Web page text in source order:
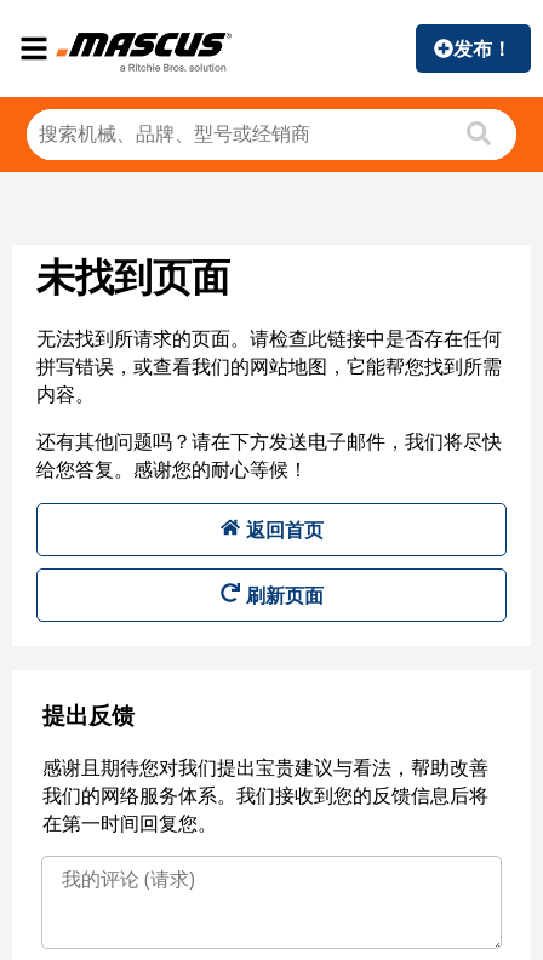
发布！
未找到页面
无法找到所请求的页面。请检查此链接中是否存在任何
拼写错误，或查看我们的网站地图，它能帮您找到所需
内容。
还有其他问题吗？请在下方发送电子邮件，我们将尽快
给您答复。感谢您的耐心等候！
返回首页
刷新页面
提出反馈
感谢且期待您对我们提出宝贵建议与看法，帮助改善
我们的网络服务体系。我们接收到您的反馈信息后将
在第一时间回复您。